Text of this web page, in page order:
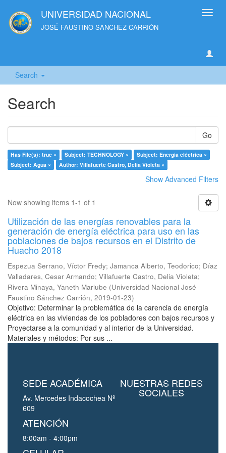
UNIVERSIDAD NACIONAL
JOSÉ FAUSTINO SANCHEZ CARRIÓN
Search
Search
Go
Has File(s): true × Subject: TECHNOLOGY ×
Subject: Energía eléctrica ×
Subject: Agua ×
Author: Villafuerte Castro, Delia Violeta ×
Show Advanced Filters
Now showing items 1-1 of 1
Utilización de las energías renovables para la
generación de energía eléctrica para uso en las
poblaciones de bajos recursos en el Distrito de
Huacho 2018
Espezua Serrano, Víctor Fredy; Jamanca Alberto, Teodorico; Díaz
Valladares, Cesar Armando; Villafuerte Castro, Delia Violeta;
Rivera Minaya, Yaneth Marlube (Universidad Nacional José
Faustino Sánchez Carrión, 2019-01-23)
Objetivo: Determinar la problemática de la carencia de energía
eléctrica en las viviendas de los pobladores con bajos recursos y
Proyectarse a la comunidad y al interior de la Universidad.
Materiales y métodos: Por sus ...
SEDE ACADÉMICA
Av. Mercedes Indacochea Nº
609
ATENCIÓN
8:00am - 4:00pm
NUESTRAS REDES
SOCIALES